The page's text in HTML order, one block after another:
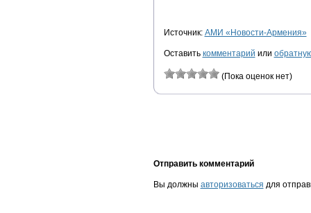
Источник: АМИ «Новости-Армения»
Оставить комментарий или
(Пока оценок нет)
Отправить комментарий
Вы должны авторизоваться для